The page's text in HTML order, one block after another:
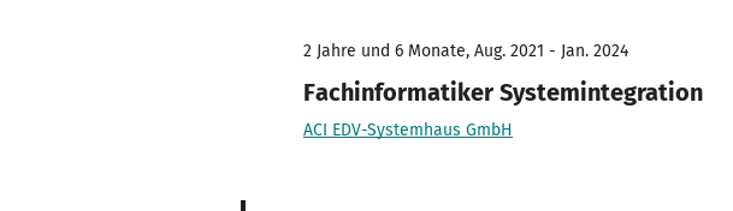
2 Jahre und 6 Monate, Aug. 2021 - Jan. 2024
Fachinformatiker Systemintegration
ACI EDV-Systemhaus GmbH